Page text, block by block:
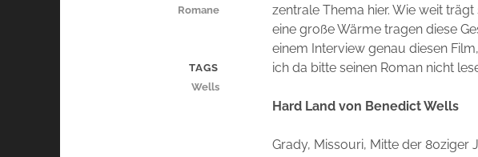
zentrale Thema hier. Wie weit
eine große Wärme tragen diese
einem Interview genau diesen
ich da bitte seinen Roman nicht
Hard Land von Benedict Wells
Grady, Missouri, Mitte der 80ziger
Romane
TAGS
Wells